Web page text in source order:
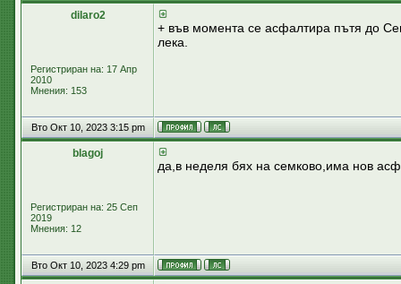
dilaro2
Регистриран на: 17 Апр
2010
Мнения: 153
+ във момента се асфалтира пътя до
лека.
Вто Окт 10, 2023 3:15 pm
blagoj
Регистриран на: 25 Сеп
2019
Мнения: 12
да,в неделя бях на семково,има нов
Вто Окт 10, 2023 4:29 pm